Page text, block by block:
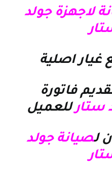
لاجهزة جولد
اصلية
فاتورة
ستارللعميل
لصيانة جولد